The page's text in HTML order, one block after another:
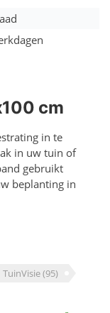
cm
in te
in uw tuin of
gebruikt
beplanting in
TuinVisie(95)